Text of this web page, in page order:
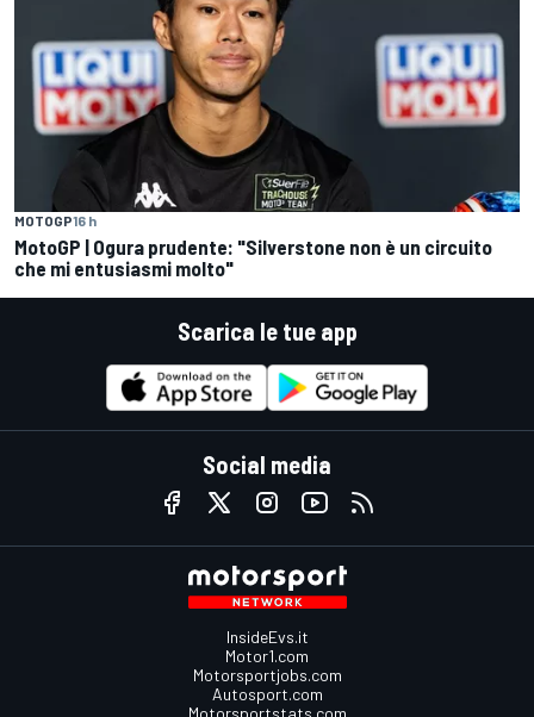
MOTOGP16 h
MotoGP | Ogura prudente: "Silverstone non è un circuito
che mi entusiasmi molto"
Scarica le tue app
Social media
InsideEvs.it
Motor1.com
Motorsportjobs.com
Autosport.com